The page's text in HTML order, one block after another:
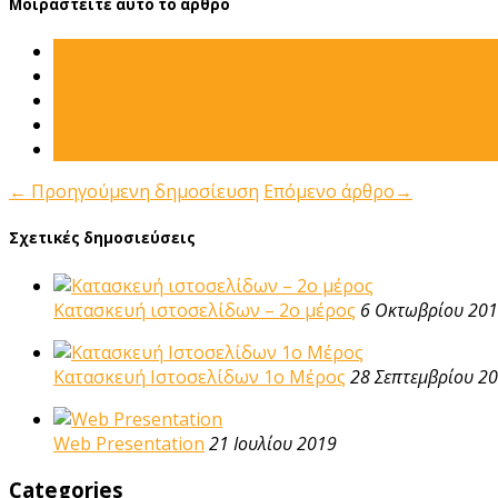
Μοιραστείτε αυτό το άρθρο
← Προηγούμενη δημοσίευση Επόμενο άρθρο→
Σχετικές δημοσιεύσεις
Κατασκευή ιστοσελίδων – 2ο μέρος 6 Οκτωβρίου
Κατασκευή Ιστοσελίδων 1ο Μέρος 28 Σεπτεμβρίου
Web Presentation 21 Ιουλίου 2019
Categories